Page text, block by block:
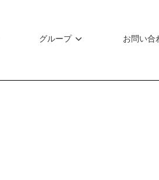
グループ お問い合